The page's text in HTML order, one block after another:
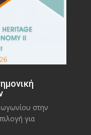
στην
για